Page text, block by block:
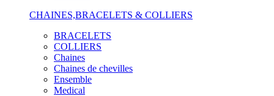
CHAINES,BRACELETS & COLLIERS
BRACELETS
COLLIERS
Chaines
Chaines de chevilles
Ensemble
Medical